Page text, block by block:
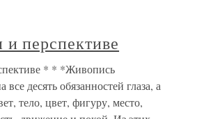
перспективе
* * *Живопись
все десять обязанностей глаза, а
тело, цвет, фигуру, место,